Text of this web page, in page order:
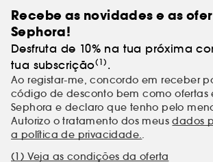
Recebe as novidades e as
Sephora!
Desfruta de 10% na tua próxima
tua subscrição(1) .
Ao registar-me, concordo em receber
código de desconto bem como ofertas
Sephora e declaro que tenho pelo
Autorizo o tratamento dos meusdados
a política de privacidade..
(1) Veja as condições da oferta